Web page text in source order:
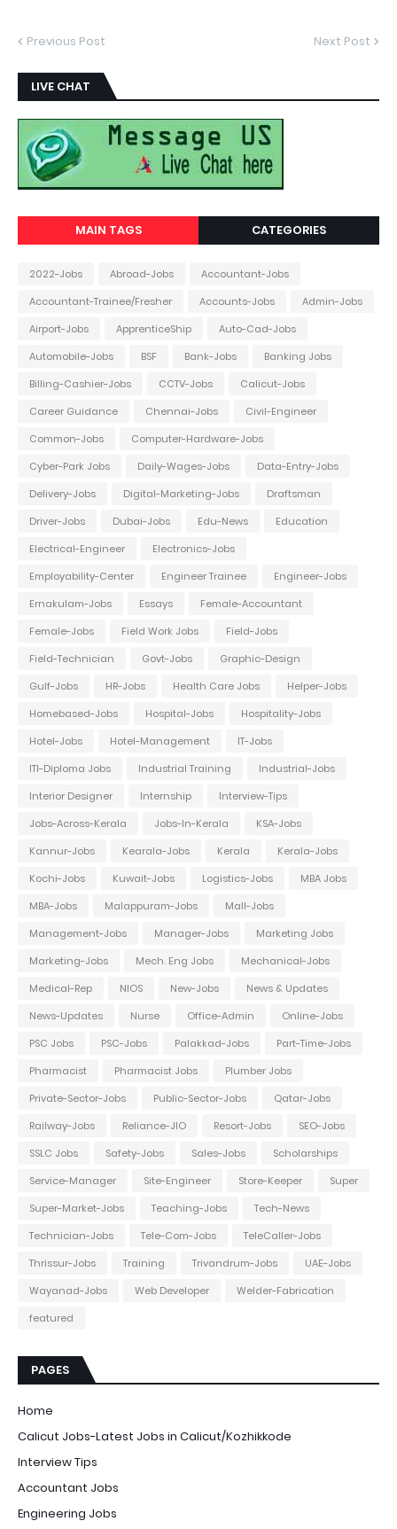
Previous Post Next Post
LIVE CHAT
MAIN TAGS CATEGORIES
2022-Jobs Abroad-Jobs
Accountant-Jobs
Accountant-Trainee/Fresher
Accounts-Jobs
Admin-Jobs
Airport-Jobs
ApprenticeShip
Auto-Cad-Jobs
Automobile-Jobs
BSF Bank-Jobs
Banking Jobs
Billing-Cashier-Jobs
CCTV-Jobs
Calicut-Jobs
Career Guidance
Chennai-Jobs
Civil-Engineer
Common-Jobs
Computer-Hardware-Jobs
Cyber-Park Jobs
Daily-Wages-Jobs
Data-Entry-Jobs
Delivery-Jobs
Digital-Marketing-Jobs
Draftsman
Driver-Jobs
Dubai-Jobs Edu-News
Education
Electrical-Engineer
Electronics-Jobs
Employability-Center
Engineer Trainee
Engineer-Jobs
Ernakulam-Jobs
Essays
Female-Accountant
Female-Jobs
Field Work Jobs
Field-Jobs
Field-Technician
Govt-Jobs
Graphic-Design
Gulf-Jobs
HR-Jobs Health Care Jobs
Helper-Jobs
Homebased-Jobs
Hospital-Jobs
Hospitality-Jobs
Hotel-Jobs
Hotel-Management
IT-Jobs
ITI-Diploma Jobs
Industrial Training
Industrial-Jobs
Interior Designer
Internship
Interview-Tips
Jobs-Across-Kerala
Jobs-In-Kerala
KSA-Jobs
Kannur-Jobs
Kearala-Jobs Kerala
Kerala-Jobs
Kochi-Jobs
Kuwait-Jobs Logistics-Jobs
MBA Jobs
MBA-Jobs
Malappuram-Jobs
Mall-Jobs
Management-Jobs
Manager-Jobs
Marketing Jobs
Marketing-Jobs
Mech. Eng Jobs
Mechanical-Jobs
Medical-Rep
NIOS New-Jobs
News & Updates
News-Updates
Nurse Office-Admin
Online-Jobs
PSC Jobs
PSC-Jobs Palakkad-Jobs
Part-Time-Jobs
Pharmacist
Pharmacist Jobs
Plumber Jobs
Private-Sector-Jobs
Public-Sector-Jobs
Qatar-Jobs
Railway-Jobs
Reliance-JIO Resort-Jobs
SEO-Jobs
SSLC Jobs
Safety-Jobs Sales-Jobs
Scholarships
Service-Manager
Site-Engineer Store-Keeper
Super
Super-Market-Jobs
Teaching-Jobs
Tech-News
Technician-Jobs
Tele-Com-Jobs
TeleCaller-Jobs
Thrissur-Jobs
Training Trivandrum-Jobs
UAE-Jobs
Wayanad-Jobs
Web Developer
Welder-Fabrication
featured
PAGES
Home
Calicut Jobs-Latest Jobs in Calicut/Kozhikkode
Interview Tips
Accountant Jobs
Engineering Jobs